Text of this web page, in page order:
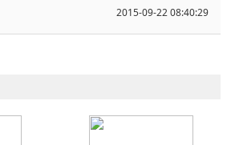
2015-09-22 08:40:29